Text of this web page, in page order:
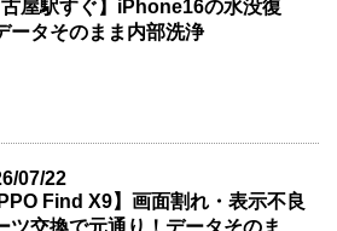
古屋駅すぐ】iPhone16の水没復
ータそのまま内部洗浄
07/22
Find X9】画面割れ・表示不良
ツ交換で元通り！データそのま